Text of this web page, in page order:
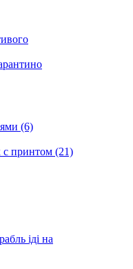
(6)
принтом (21)
іді на